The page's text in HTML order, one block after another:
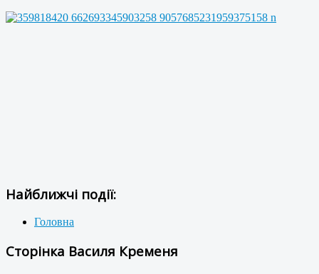
Найближчі події:
Головна
Сторінка Василя Кременя